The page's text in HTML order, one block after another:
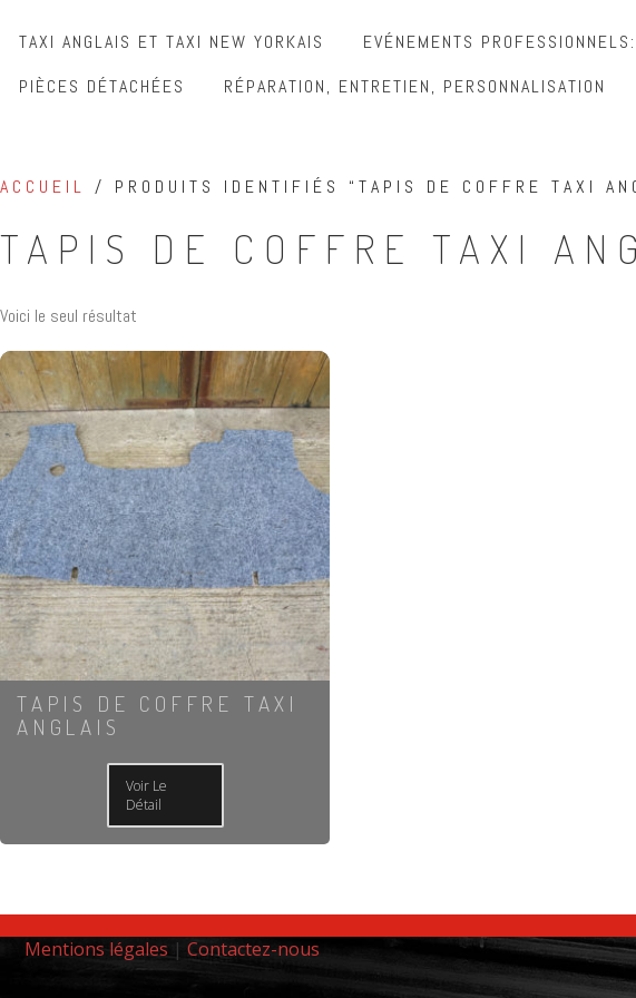
TAXI ANGLAIS ET TAXI NEW YORKAIS EVÉNEMENTS
PIÈCES DÉTACHÉES
RÉPARATION, ENTRETIEN, PERSONNALISATION
ACCUEIL / PRODUITS IDENTIFIÉS “TAPIS DE COFFRE TAXI
TAPIS DE COFFRE TAXI
Voici le seul résultat
TAPIS DE COFFRE TAXI
ANGLAIS
Voir Le
Détail
Mentions légales | Contactez-nous